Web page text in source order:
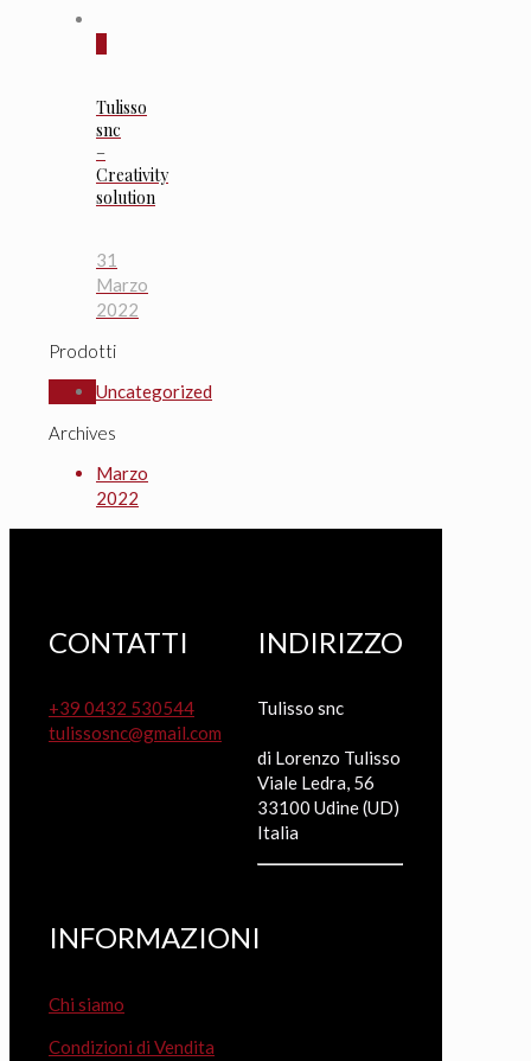
Tulisso
snc
–
Creativity
solution
31
Marzo
2022
Prodotti
Uncategorized
Archives
Marzo
2022
CONTATTI
+39 0432 530544
tulissosnc@gmail.com
INDIRIZZO
Tulisso snc
di Lorenzo Tulisso
Viale Ledra, 56
33100 Udine (UD)
Italia
INFORMAZIONI
Chi siamo
Condizioni di Vendita